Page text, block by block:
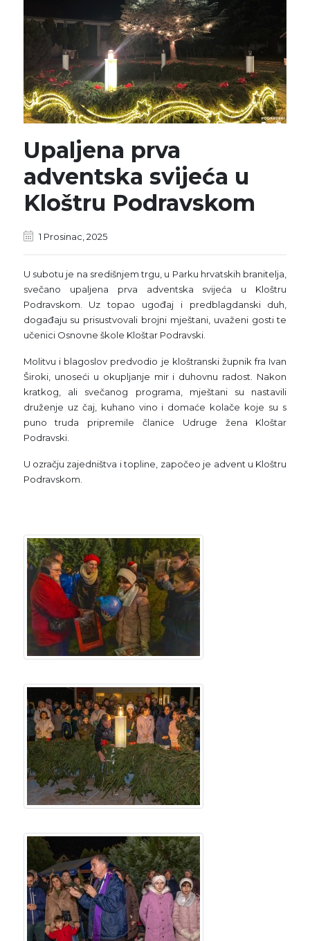
Upaljena prva
adventska svijeća u
Kloštru Podravskom
1 Prosinac, 2025
U subotu je na središnjem trgu, u Parku hrvatskih branitelja,
svečano upaljena prva adventska svijeća u Kloštru
Podravskom. Uz topao ugođaj i predblagdanski duh,
događaju su prisustvovali brojni mještani, uvaženi gosti te
učenici Osnovne škole Kloštar Podravski.
Molitvu i blagoslov predvodio je kloštranski župnik fra Ivan
Široki, unoseći u okupljanje mir i duhovnu radost. Nakon
kratkog, ali svečanog programa, mještani su nastavili
druženje uz čaj, kuhano vino i domaće kolače koje su s
puno truda pripremile članice Udruge žena Kloštar
Podravski.
U ozračju zajedništva i topline, započeo je advent u Kloštru
Podravskom.